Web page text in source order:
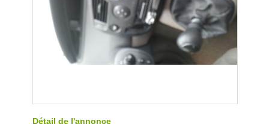
Détail de l'annonce